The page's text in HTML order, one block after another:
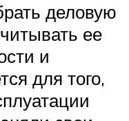
деловую
ее
и
для того,